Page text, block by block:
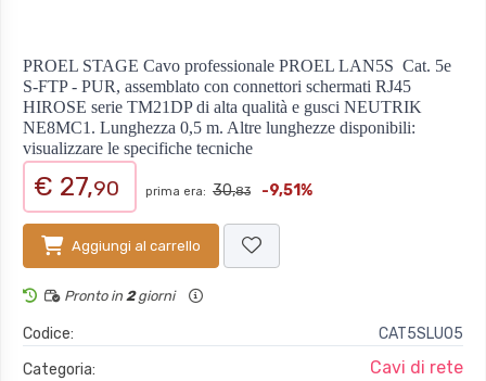
PROEL STAGE Cavo professionale PROEL LAN5S  Cat. 5e
S-FTP - PUR, assemblato con connettori schermati RJ45
HIROSE serie TM21DP di alta qualità e gusci NEUTRIK
NE8MC1. Lunghezza 0,5 m. Altre lunghezze disponibili:
visualizzare le specifiche tecniche
€ 27,90 prima era: 30,83 -9,51%
Aggiungi al carrello
Pronto in 2giorni
Codice:
CAT5SLU05
Categoria:
Cavi di rete